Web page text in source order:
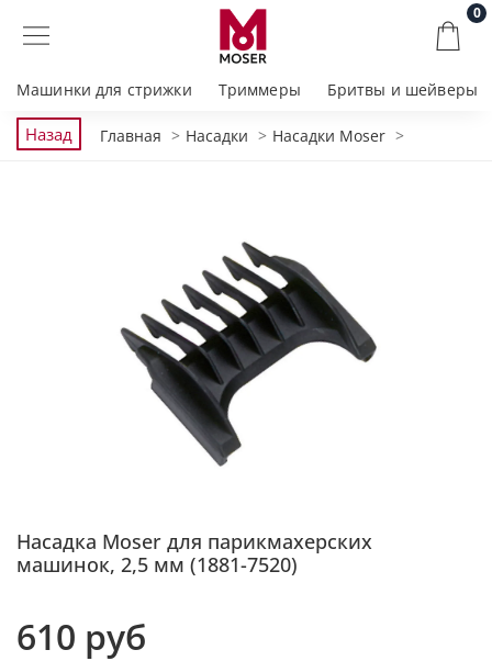
0
Машинки для стрижки Триммеры Бритвы и шейверы
Назад Главная Насадки Насадки Moser
Насадка Moser для парикмахерских
машинок, 2,5 мм (1881-7520)
610 руб